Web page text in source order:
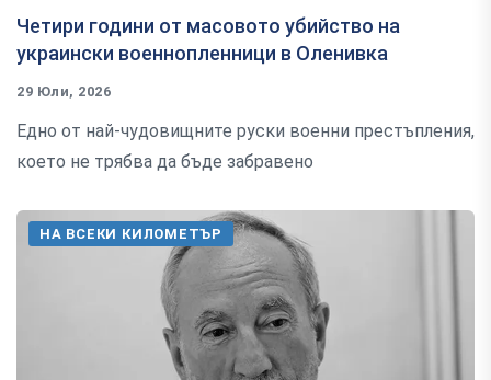
Четири години от масовото убийство на
украински военнопленници в Оленивка
29 Юли, 2026
Едно от най-чудовищните руски военни престъпления,
което не трябва да бъде забравено
НА ВСЕКИ КИЛОМЕТЪР